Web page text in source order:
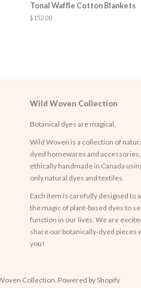
Tonal Waffle Cotton Blankets
Regular
$152.00
Wild Woven Collection
Botanical dyes are magical.
Wild Woven is a collection of
dyed homewares and accessories,
ethically handmade in Canada
only natural dyes and textiles.
Each item is carefully designed to
the magic of plant-based dyes to
function in our lives. We are
share our botanically-dyed pieces
you!
Collection . Powered by Shopify